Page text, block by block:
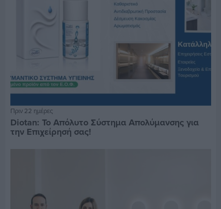
Πριν 22 ημέρες
Diotan: Το Απόλυτο Σύστημα Απολύμανσης για
την Επιχείρησή σας!